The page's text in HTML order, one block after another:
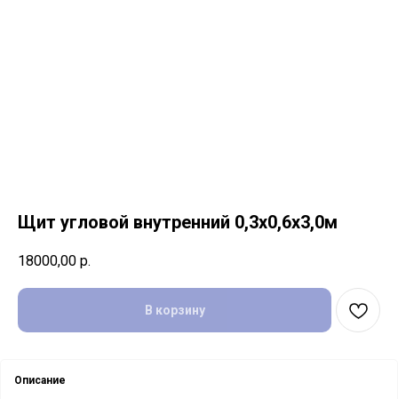
Щит угловой внутренний 0,3х0,6х3,0м
18000,00 р.
В корзину
Описание